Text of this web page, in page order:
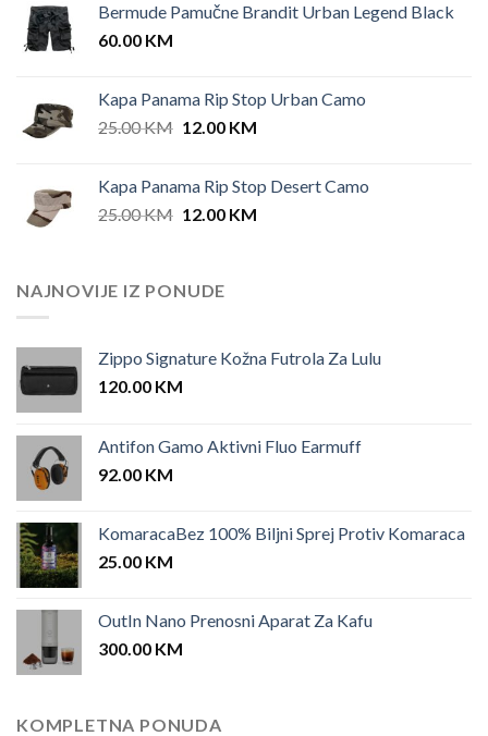
was:
is:
Bermude Pamučne Brandit Urban Legend Black
60.00 KM
Kapa Panama Rip Stop Urban Camo
25.00KM Original
25.00 KM.
12.00 KMCurrent
12.00 KM.
Kapa Panama Rip Stop Desert Camo
25.00KM Original
25.00 KM.
12.00 KMCurrent
NAJNOVIJE IZ PONUDE
Zippo Signature Kožna Futrola Za Lulu
120.00 KM
Antifon Gamo Aktivni Fluo Earmuff
92.00 KM
KomaracaBez 100% Biljni Sprej Protiv Komaraca
25.00 KM
OutIn Nano Prenosni Aparat Za Kafu
300.00 KM
KOMPLETNA PONUDA